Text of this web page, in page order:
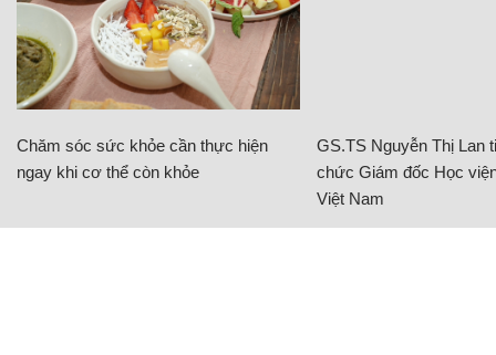
Chăm sóc sức khỏe cần thực hiện
ngay khi cơ thể còn khỏe
GS.TS Nguyễn Thị Lan
chức Giám đốc Học
Việt Nam